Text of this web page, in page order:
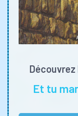
Découvrez
Et tu